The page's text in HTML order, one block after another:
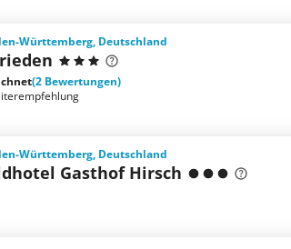
Württemberg, Deutschland
(2 Bewertungen)
Württemberg, Deutschland
Gasthof Hirsch